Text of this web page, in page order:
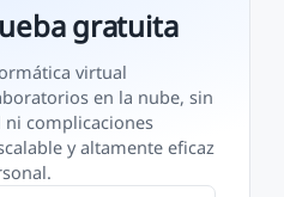
gratuita
virtual
en la nube, sin
complicaciones
y altamente eficaz